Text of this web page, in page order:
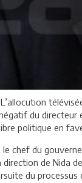
du directeur
politique en
chef du
de Nida
du processus